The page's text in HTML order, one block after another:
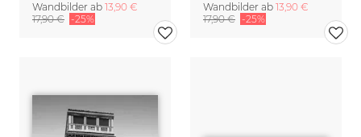
Wandbilder ab 13,90 €
17,90 € -25%
Wandbilder ab 13,90 €
17,90 € -25%